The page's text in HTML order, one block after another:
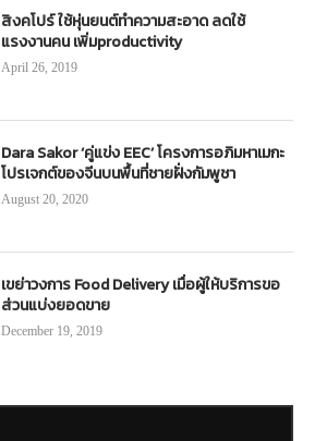
สิงคโปร์ ใช้หุ่นยนต์ทำความสะอาด ลดใช้
แรงงานคน เพิ่มproductivity
April 26, 2019
Dara Sakor ‘คู่แข่ง EEC’ โครงการอภิมหาเมกะ
โปรเจกต์ของจีนบนพื้นที่ชายฝั่งกัมพูชา
August 20, 2020
เขย่าวงการ Food Delivery เมื่อผู้ให้บริการขอ
ส่วนแบ่งยอดขาย
December 19, 2019